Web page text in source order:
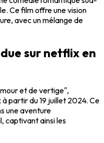
Ce film offre une vision
avec un mélange de
sur netflix en
et de vertige",
partir du 19 juillet 2024. Ce
une aventure
captivant ainsi les